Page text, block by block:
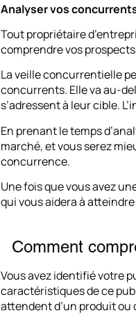
Analyser vos
Tout propriétaire
comprendre vos
La veille concurrentielle
concurrents. Elle va au-
s’adressent à leur cible.
En prenant le temps
marché, et vous serez
concurrence.
Une fois que vous avez
qui vous aidera à
Comment
Vous avez identifié votre
caractéristiques de ce
attendent d’un produit ou